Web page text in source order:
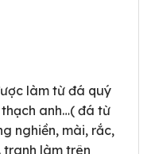
làm từ đá quý
anh…( đá từ
nghiền, mài, rắc,
làm trên